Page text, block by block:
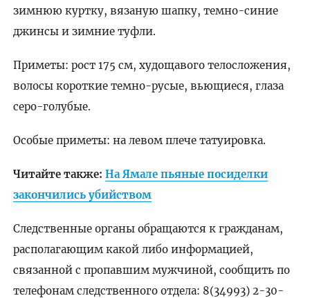
зимнюю куртку, вязаную шапку, темно-синие
джинсы и зимние туфли.
Приметы: рост 175 см, худощавого телосложения,
волосы короткие темно-русые, вьющиеся, глаза
серо-голубые.
Особые приметы: на левом плече татуировка.
Читайте также: На Ямале пьяные посиделки
закончились убийством
Следственные органы обращаются к гражданам,
располагающим какой либо информацией,
связанной с пропавшим мужчиной, сообщить по
телефонам следственного отдела: 8(34993) 2-30-